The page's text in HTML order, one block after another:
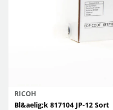
RICOH
Bl&aelig;k 817104 JP-12 Sort